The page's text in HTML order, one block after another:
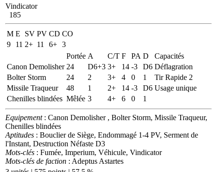
Vindicator
185
M E SV PV CD CO
9
11 2+ 11 6+ 3
Portée A C/T F PA D
Capacités
Canon Demolisher 24 D6+3 3+ 14 -3 D6 Déflagration
Bolter Storm
24 2 3+ 4 0 1
Tir Rapide 2
Missile Traqueur
48 1 2+ 14 -3 D6 Usage unique
Chenilles blindées Mêlée 3 4+ 6 0 1
Equipement: Canon Demolisher , Bolter Storm, Missile Traqueur,
Chenilles blindées
Aptitudes : Bouclier de Siège, Endommagé 1-4 PV, Serment de
l'Instant, Destruction Néfaste D3
Mots-clés : Fumée, Imperium, Véhicule, Vindicator
Mots-clés de faction : Adeptus Astartes